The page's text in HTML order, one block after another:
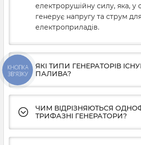
електрорушійну силу, яка, у
генерує напругу та струм
електроприладів.
ЯКІ ТИПИ ГЕНЕРАТОРІВ
ПАЛИВА?
ЧИМ ВІДРІЗНЯЮТЬСЯ
ТРИФАЗНІ ГЕНЕРАТОРИ?
КНОПКА
ЗВ'ЯЗКУ